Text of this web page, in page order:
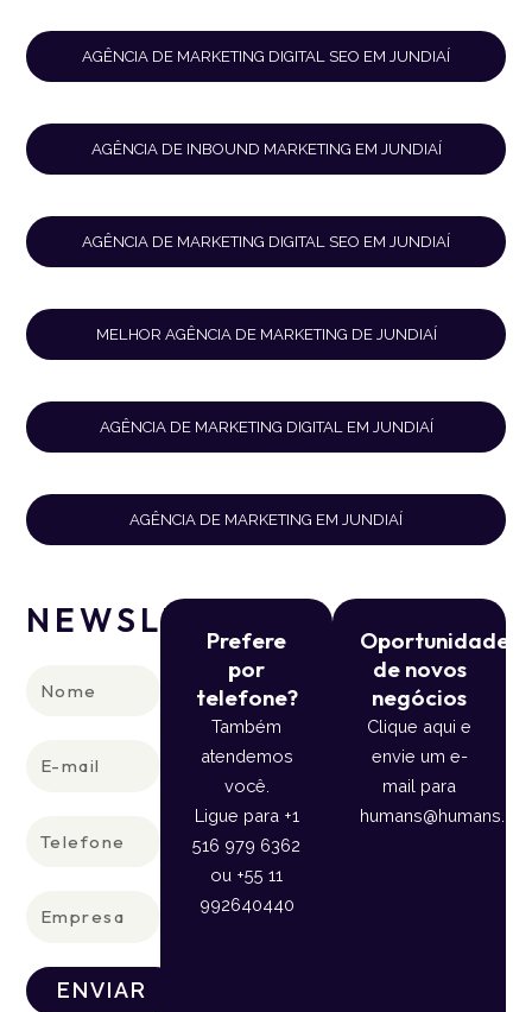
AGÊNCIA DE MARKETING DIGITAL SEO EM JUNDIAÍ
AGÊNCIA DE INBOUND MARKETING EM JUNDIAÍ
AGÊNCIA DE MARKETING DIGITAL SEO EM JUNDIAÍ
MELHOR AGÊNCIA DE MARKETING DE JUNDIAÍ
AGÊNCIA DE MARKETING DIGITAL EM JUNDIAÍ
AGÊNCIA DE MARKETING EM JUNDIAÍ
NEWSLETTER
ENVIAR
Prefere
por
telefone?
Também
atendemos
você.
Ligue para +1
516 979 6362
ou +55 11
992640440
Oportunidade
de novos
negócios
Clique aqui e
envie um e-
mail para